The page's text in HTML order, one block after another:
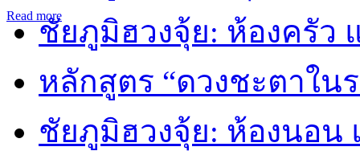
Read moreชัยภูมิฮวงจุ้ย: ห้องครัว
หลักสูตร “ดวงชะตาใน
ชัยภูมิฮวงจุ้ย: ห้องนอน